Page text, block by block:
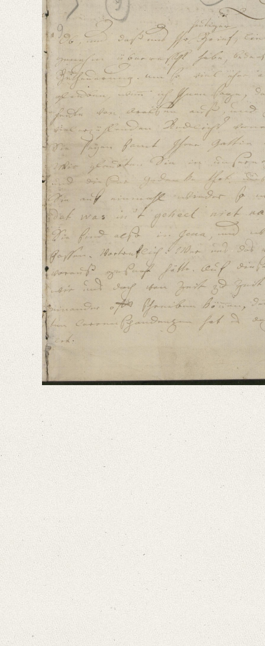
Incipit: „[1] Dessau 21, 7ten 1796.
Ob, und daß uns Ihr heutiger Brief, lieber Freund, angenehm
Manuscript
Provider: Dresden, Sächsische Landesbibliothek - Staats- und
OAI Id: DE-611-36910
Classification Number: Mscr.Dresd.e.90,XIX,Bd.27,Nr.9
Number of Pages: 4 S. auf Doppelbl. u. 1 S., hs. m. U.
Format: 22,9 x 19,1 cm
Language
German